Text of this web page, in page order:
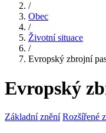
/
Obec
/
Životní situace
/
Evropský zbrojní
Evropský
Základní znění Rozšířené